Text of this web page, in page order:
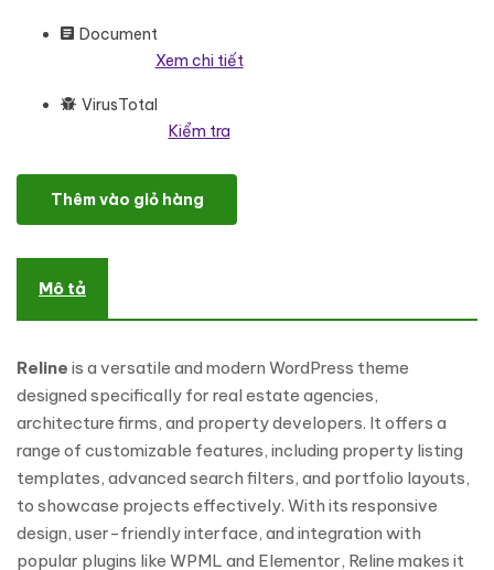
Document
Xem chi tiết
VirusTotal
Kiểm tra
Reline - Real Estate & Architecture WordPress Theme số lượng
Thêm vào giỏ hàng
Mô tả
Reline is a versatile and modern WordPress theme
designed specifically for real estate agencies,
architecture firms, and property developers. It offers a
range of customizable features, including property listing
templates, advanced search filters, and portfolio layouts,
to showcase projects effectively. With its responsive
design, user-friendly interface, and integration with
popular plugins like WPML and Elementor, Reline makes it